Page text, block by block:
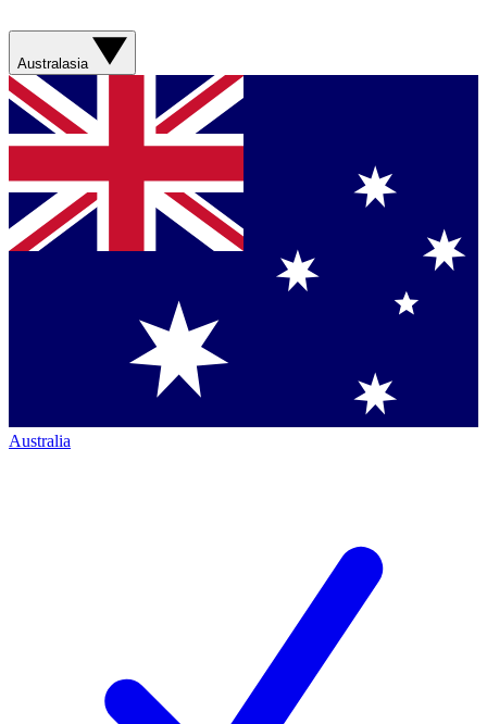
Australasia
Australia